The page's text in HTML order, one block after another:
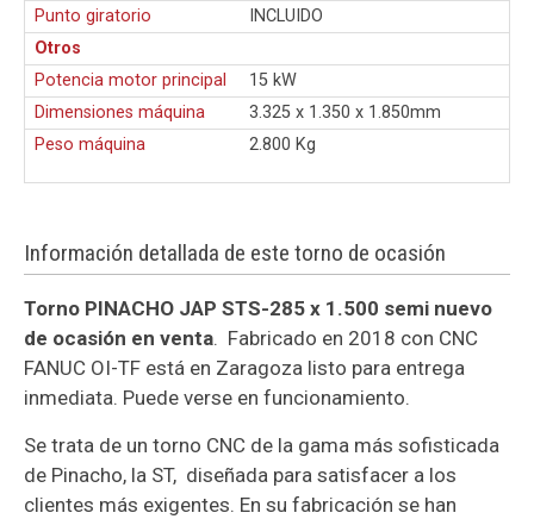
Punto giratorio
INCLUIDO
Otros
Potencia motor principal
15 kW
Dimensiones máquina
3.325 x 1.350 x 1.850mm
Peso máquina
2.800 Kg
Información detallada de este torno de ocasión
Torno PINACHO JAP STS-285 x 1.500 semi nuevo
de ocasión en venta. Fabricado en 2018 con CNC
FANUC OI-TF está en Zaragoza listo para entrega
inmediata. Puede verse en funcionamiento.
Se trata de un torno CNC de la gama más sofisticada
de Pinacho, la ST, diseñada para satisfacer a los
clientes más exigentes. En su fabricación se han